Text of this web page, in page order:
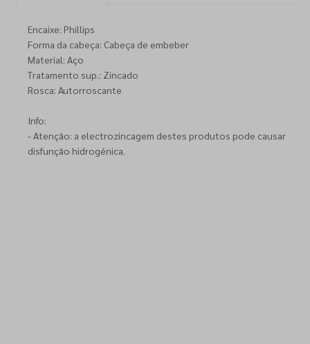
Encaixe: Phillips
Forma da cabeça: Cabeça de embeber
Material: Aço
Tratamento sup.: Zincado
Rosca: Autorroscante
Info:
- Atenção: a electrozincagem destes produtos pode causar
disfunção hidrogénica.